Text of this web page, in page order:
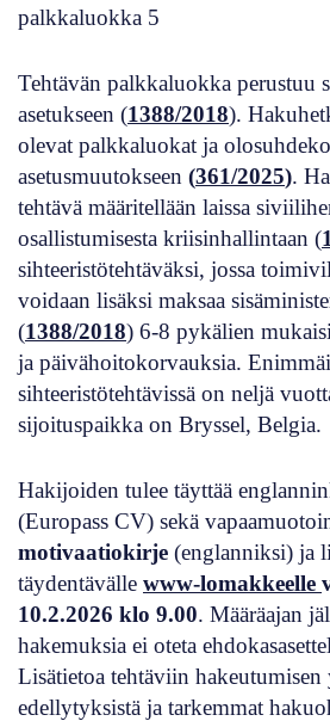
palkkaluokka 5
Tehtävän palkkaluokka perustuu
asetukseen (1388/2018).
olevat palkkaluokat ja
asetusmuutokseen (361/2025).
tehtävä määritellään laissa
osallistumisesta kriisinhallintaan (
sihteeristötehtäväksi, jossa
voidaan lisäksi maksaa
(1388/2018) 6-8 pykälien
ja päivähoitokorvauksia.
sihteeristötehtävissä on neljä
sijoituspaikka on Bryssel, Belgia.
Hakijoiden tulee täyttää
(Europass CV) sekä
motivaatiokirje (englanniksi) ja
täydentävälle www-lomakkeelle
10.2.2026 klo 9.00. Määräajan
hakemuksia ei oteta
Lisätietoa tehtäviin hakeutumisen
edellytyksistä ja tarkemmat